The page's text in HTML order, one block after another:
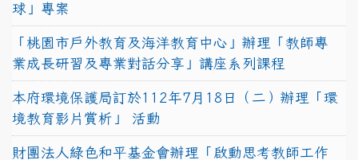
球」專案
「桃園市戶外教育及海洋教育中心」辦理「教師專
業成長研習及專業對話分享」講座系列課程
本府環境保護局訂於112年7月18日（二）辦理「環
境教育影片賞析」 活動
財團法人綠色和平基金會辦理「啟動思考教師工作